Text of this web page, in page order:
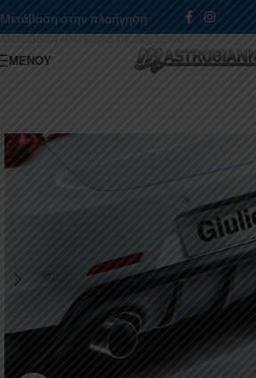
Μετάβαση στην πλοήγηση
Μετάβαση στο κύριο περιεχόμενο
ΜΕΝΟΎ